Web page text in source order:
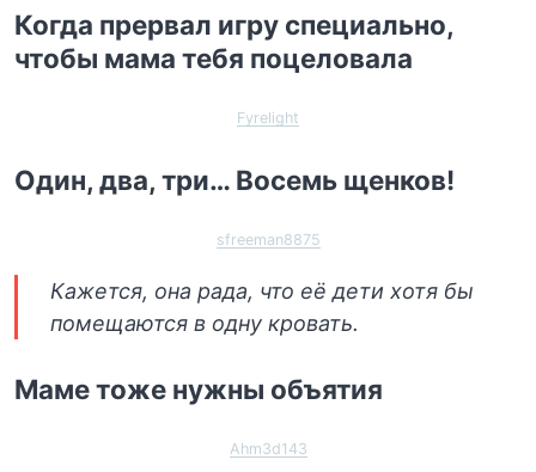
Когда прервал игру специально,
чтобы мама тебя поцеловала
Fyrelight
Один, два, три… Восемь щенков!
sfreeman8875
Кажется, она рада, что её дети хотя бы
помещаются в одну кровать.
Маме тоже нужны объятия
Ahm3d143